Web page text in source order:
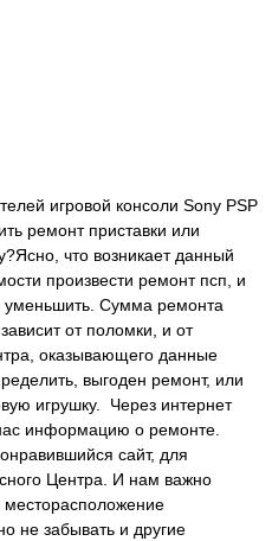
игровой консоли Sony PSP
ремонт приставки или
что возникает данный
произвести ремонт псп, и
уменьшить. Сумма ремонта
от поломки, и от
оказывающего данные
выгоден ремонт, или
игрушку. Через интернет
информацию о ремонте.
сайт, для
Центра. И нам важно
не забывать и другие